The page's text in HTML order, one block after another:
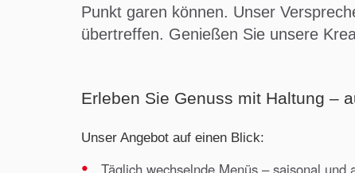
Punkt garen können. Unser
übertreffen. Genießen Sie unsere
Erleben Sie Genuss mit Haltung –
Unser Angebot auf einen Blick:
Täglich wechselnde Menüs – saisonal und